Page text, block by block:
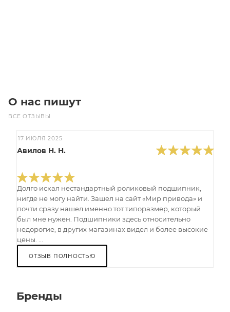
О нас пишут
ВСЕ ОТЗЫВЫ
17 ИЮЛЯ 2025
Авилов Н. Н.
Долго искал нестандартный роликовый подшипник,
нигде не могу найти. Зашел на сайт «Мир привода» и
почти сразу нашел именно тот типоразмер, который
был мне нужен. Подшипники здесь относительно
недорогие, в других магазинах видел и более высокие
цены. ...
ОТЗЫВ ПОЛНОСТЬЮ
Бренды